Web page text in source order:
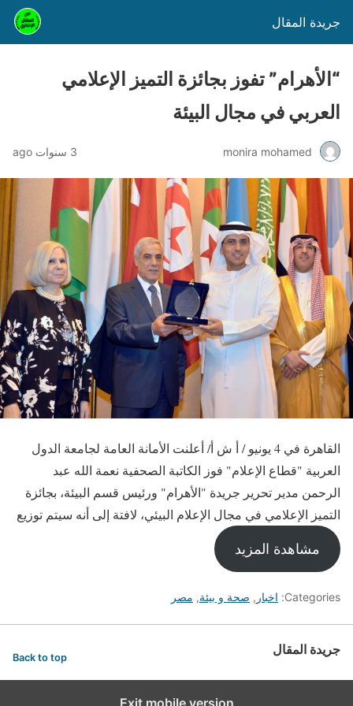
جريدة المقال
“الأهرام” تفوز بجائزة التميز الإعلامي
العربي في مجال البيئة
monira mohamed 3 سنوات ago
القاهرة في 4 يونيو / أ ش أ/ أعلنت الأمانة العامة لجامعة الدول
العربية "قطاع الإعلام" فوز الكاتبة الصحفية نعمة الله عبد
الرحمن مدير تحرير جريدة "الأهرام" ورئيس قسم البيئة، بجائزة
التميز الإعلامي في مجال الإعلام البيئي، لافتة إلى أنه سيتم توزيع
مشاهدة المزيد
Categories: اخبار , صحة و بيئة, مصر
جريدة المقال Back to top